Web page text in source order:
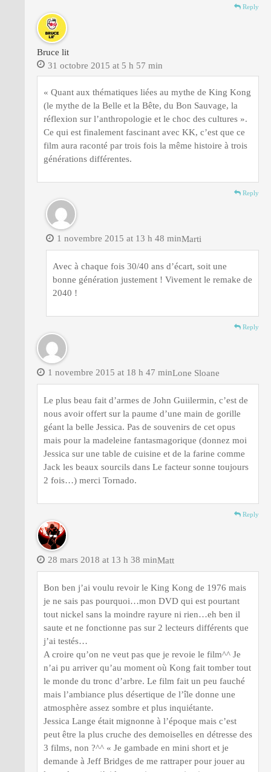
Reply
Bruce lit
31 octobre 2015 at 5 h 57 min
« Quant aux thématiques liées au mythe de King Kong
(le mythe de la Belle et la Bête, du Bon Sauvage, la
réflexion sur l’anthropologie et le choc des cultures ».
Ce qui est finalement fascinant avec KK, c’est que ce
film aura raconté par trois fois la même histoire à trois
générations différentes.
Reply
Marti
1 novembre 2015 at 13 h 48 min
Avec à chaque fois 30/40 ans d’écart, soit une
bonne génération justement ! Vivement le remake de
2040 !
Reply
Lone Sloane
1 novembre 2015 at 18 h 47 min
Le plus beau fait d’armes de John Guiilermin, c’est de
nous avoir offert sur la paume d’une main de gorille
géant la belle Jessica. Pas de souvenirs de cet opus
mais pour la madeleine fantasmagorique (donnez moi
Jessica sur une table de cuisine et de la farine comme
Jack les beaux sourcils dans Le facteur sonne toujours
2 fois…) merci Tornado.
Reply
Matt
28 mars 2018 at 13 h 38 min
Bon ben j’ai voulu revoir le King Kong de 1976 mais
je ne sais pas pourquoi…mon DVD qui est pourtant
tout nickel sans la moindre rayure ni rien…eh ben il
saute et ne fonctionne pas sur 2 lecteurs différents que
j’ai testés…
A croire qu’on ne veut pas que je revoie le film^^ Je
n’ai pu arriver qu’au moment où Kong fait tomber tout
le monde du tronc d’arbre. Le film fait un peu fauché
mais l’ambiance plus désertique de l’île donne une
atmosphère assez sombre et plus inquiétante.
Jessica Lange était mignonne à l’époque mais c’est
peut être la plus cruche des demoiselles en détresse des
3 films, non ?^^ « Je gambade en mini short et je
demande à Jeff Bridges de me rattraper pour jouer au